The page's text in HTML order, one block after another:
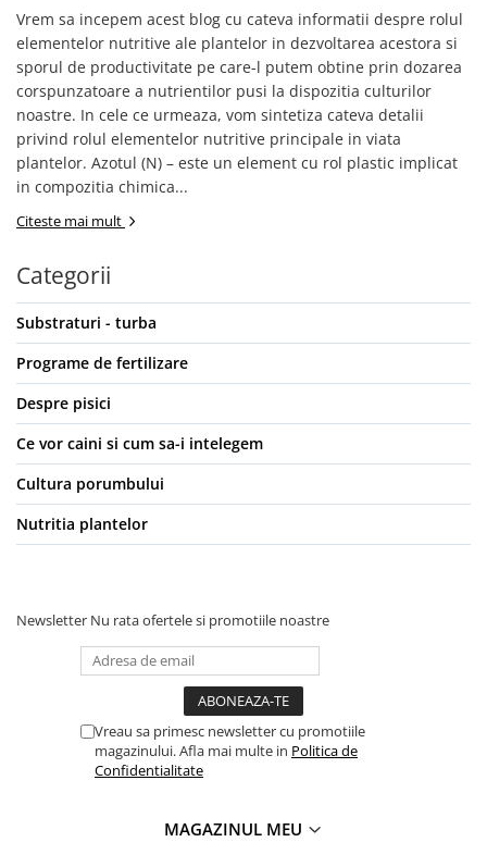
Vrem sa incepem acest blog cu cateva informatii despre rolul
elementelor nutritive ale plantelor in dezvoltarea acestora si
sporul de productivitate pe care-l putem obtine prin dozarea
corspunzatoare a nutrientilor pusi la dispozitia culturilor
noastre. In cele ce urmeaza, vom sintetiza cateva detalii
privind rolul elementelor nutritive principale in viata
plantelor. Azotul (N) – este un element cu rol plastic implicat
in compozitia chimica...
Citeste mai mult
Categorii
Substraturi - turba
Programe de fertilizare
Despre pisici
Ce vor caini si cum sa-i intelegem
Cultura porumbului
Nutritia plantelor
Newsletter Nu rata ofertele si promotiile noastre
Vreau sa primesc newsletter cu promotiile
magazinului. Afla mai multe in Politica de
Confidentialitate
MAGAZINUL MEU